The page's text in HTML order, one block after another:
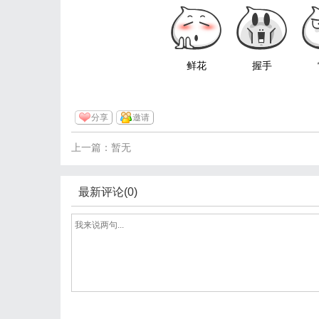
鲜花 握手
分享 邀请
上一篇：暂无
最新评论(0)